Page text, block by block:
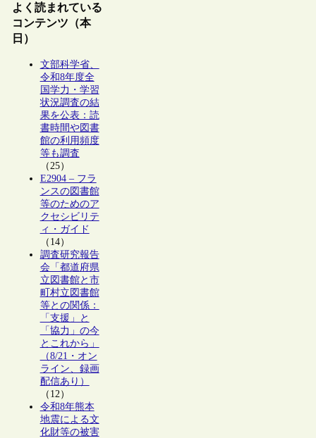
よく読まれている
コンテンツ（本
日）
文部科学省、
令和8年度全
国学力・学習
状況調査の結
果を公表：読
書時間や図書
館の利用頻度
等も調査
（25）
E2904 – フラ
ンスの図書館
等のためのア
クセシビリテ
ィ・ガイド
（14）
調査研究報告
会「都道府県
立図書館と市
町村立図書館
等との関係：
「支援」と
「協力」の今
とこれから」
（8/21・オン
ライン、録画
配信あり）
（12）
令和8年熊本
地震による文
化財等の被害